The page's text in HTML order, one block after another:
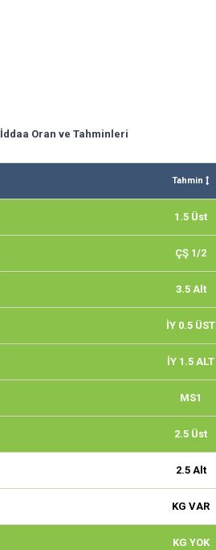
İddaa Oran ve Tahminleri
Tahmin
1.5 Üst
ÇŞ 1/2
3.5 Alt
İY 0.5 ÜST
İY 1.5 ALT
MS1
2.5 Üst
2.5 Alt
KG VAR
KG YOK